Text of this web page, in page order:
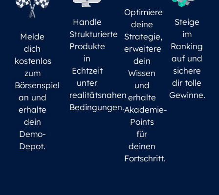
Melde
dich
kostenlos
zum
Börsenspiel
an und
erhalte
dein
Demo-
Depot.
Handle
Strukturierte
Produkte
in
Echtzeit
unter
realitätsnahen
Bedingungen.
Optimiere
deine
Strategie,
erweitere
dein
Wissen
und
erhalte
Akademie-
Points
für
deinen
Fortschritt.
Steige
im
Ranking
auf und
sichere
dir tolle
Gewinne.